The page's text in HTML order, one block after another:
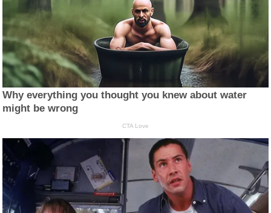
Why everything you thought you knew about water
might be wrong
CTA Love